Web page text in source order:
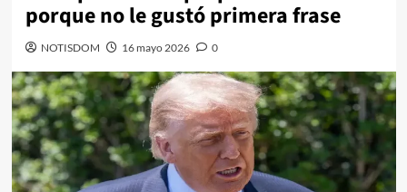
porque no le gustó primera frase
NOTISDOM 16 mayo 2026 0